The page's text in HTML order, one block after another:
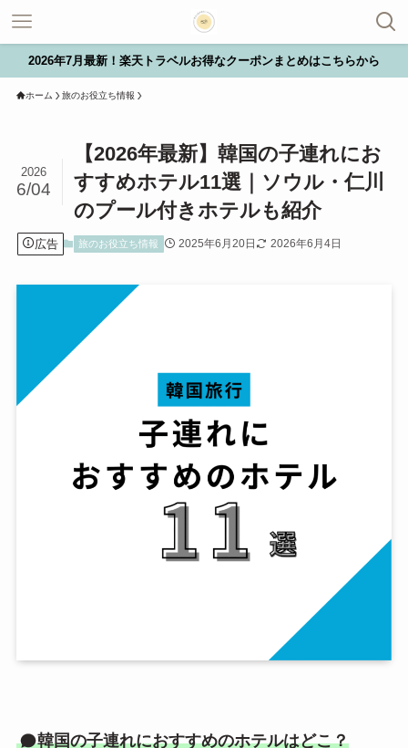
2026年7月最新！楽天トラベルお得なクーポンまとめはこちらから
ホーム 旅のお役立ち情報
【2026年最新】韓国の子連れにお
すすめホテル11選｜ソウル・仁川
のプール付きホテルも紹介
2026
6/04
広告 旅のお役立ち情報 2025年6月20日 2026年6月4日
韓国の子連れにおすすめのホテルはどこ？